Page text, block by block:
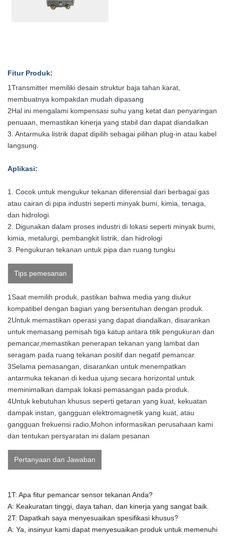
Fitur Produk:
1Transmitter memiliki desain struktur baja tahan karat,
membuatnya kompakdan mudah dipasang
2Hal ini mengalami kompensasi suhu yang ketat dan penyaringan
penuaan, memastikan kinerja yang stabil dan dapat diandalkan
3. Antarmuka listrik dapat dipilih sebagai pilihan plug-in atau kabel
langsung.
Aplikasi:
1. Cocok untuk mengukur tekanan diferensial dari berbagai gas
atau cairan di pipa industri seperti minyak bumi, kimia, tenaga,
dan hidrologi.
2. Digunakan dalam proses industri di lokasi seperti minyak bumi,
kimia, metalurgi, pembangkit listrik, dan hidrologi
3. Pengukuran tekanan untuk pipa dan ruang tungku
Tips pemesanan
1Saat memilih produk, pastikan bahwa media yang diukur
kompatibel dengan bagian yang bersentuhan dengan produk.
2Untuk memastikan operasi yang dapat diandalkan, disarankan
untuk memasang pemisah tiga katup antara titik pengukuran dan
pemancar,memastikan penerapan tekanan yang lambat dan
seragam pada ruang tekanan positif dan negatif pemancar.
3Selama pemasangan, disarankan untuk menempatkan
antarmuka tekanan di kedua ujung secara horizontal untuk
meminimalkan dampak lokasi pemasangan pada produk.
4Untuk kebutuhan khusus seperti getaran yang kuat, kekuatan
dampak instan, gangguan elektromagnetik yang kuat, atau
gangguan frekuensi radio,Mohon informasikan perusahaan kami
dan tentukan persyaratan ini dalam pesanan
Pertanyaan dan Jawaban
1T: Apa fitur pemancar sensor tekanan Anda?
A: Keakuratan tinggi, daya tahan, dan kinerja yang sangat baik.
2T: Dapatkah saya menyesuaikan spesifikasi khusus?
A: Ya, insinyur kami dapat menyesuaikan produk untuk memenuhi